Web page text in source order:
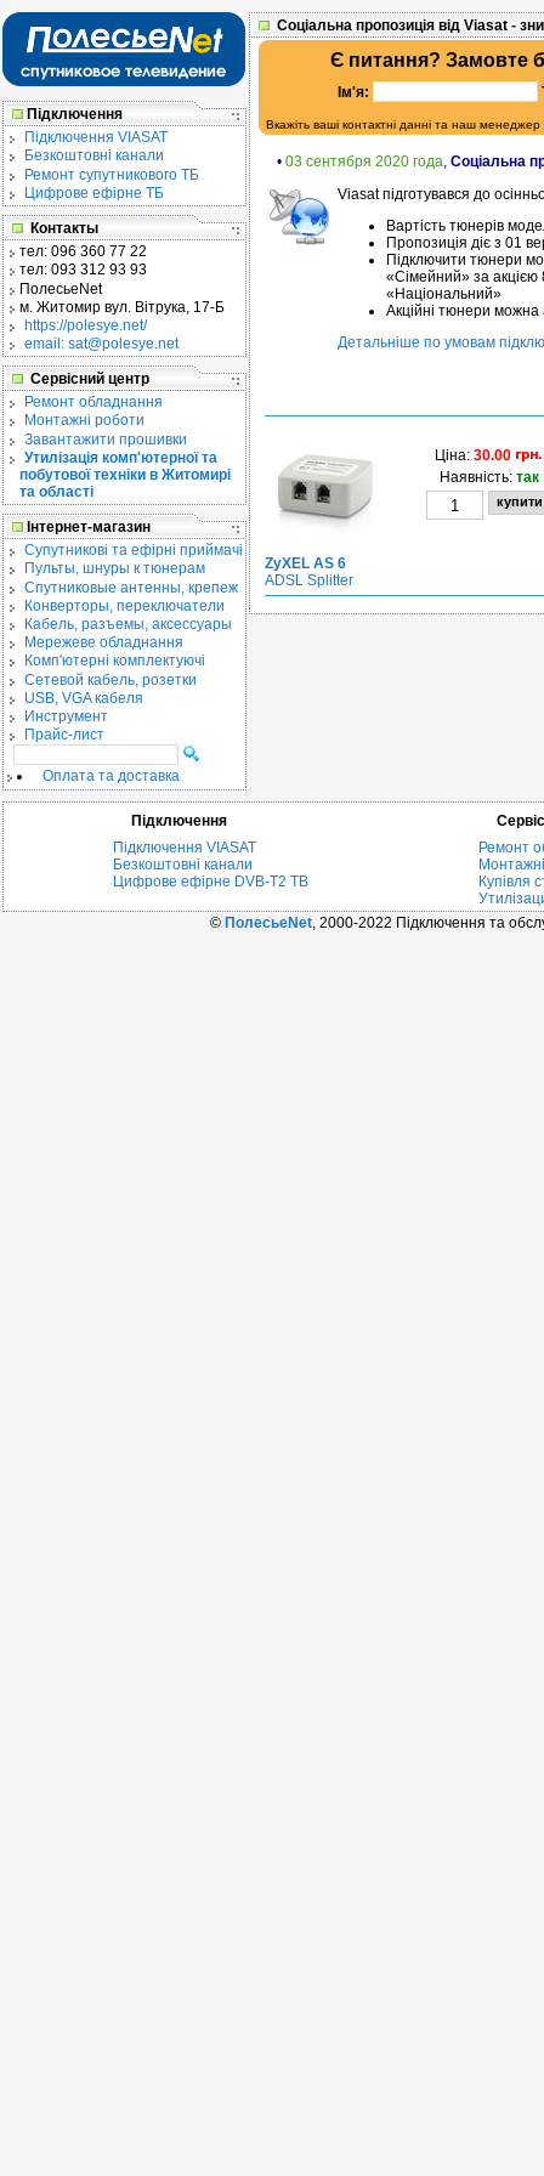
Підключення
Підключення VIASAT
Безкоштовні канали
Ремонт супутникового ТБ
Цифрове ефірне ТБ
Контакты
тел: 096 360 77 22
тел: 093 312 93 93
ПолесьеNet
м. Житомир вул. Вітрука, 17-Б
https://polesye.net/
email: sat@polesye.net
Сервісний центр
Ремонт обладнання
Монтажні роботи
Завантажити прошивки
Утилізація комп'ютерної та
побутової техніки в Житомирі
та області
Інтернет-магазин
Cупутникові та ефірні приймачі
Пульты, шнуры к тюнерам
Спутниковые антенны, крепеж
Конверторы, переключатели
Кабель, разъемы, аксессуары
Мережеве обладнання
Комп'ютерні комплектуючі
Сетевой кабель, розетки
USB, VGA кабеля
Инструмент
Прайс-лист
Оплата та доставка
Соціальна пропозиція від Viasat -
Є питання? Замовте
Ім'я:
Вкажіть ваші контактні данні та наш
• 03 сентября 2020 года, Соціальна
Viasat підготувався до
Вартість тюнерів
Пропозиція діє з 01
Підключити тюнери
«Сімейний» за акцією
«Національний»
Акційні тюнери можна
Детальніше по умовам
Ціна: 30.00
Наявність: так
ZyXEL AS 6
ADSL Splitter
Підключення
Підключення VIASAT
Безкоштовні канали
Цифрове ефірне DVB-T2 ТВ
Ремонт
Купівля
© ПолесьеNet, 2000-2022 Підключення та